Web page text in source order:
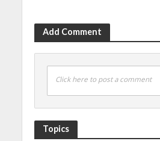
Add Comment
Click here to post a comment
Topics